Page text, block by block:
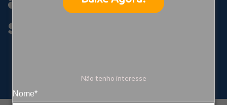
Não tenho interesse
Nome*
sustentabilidade